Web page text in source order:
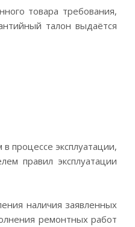
товара требования,
талон выдаётся
процессе эксплуатации,
правил эксплуатации
наличия заявленных
ремонтных работ